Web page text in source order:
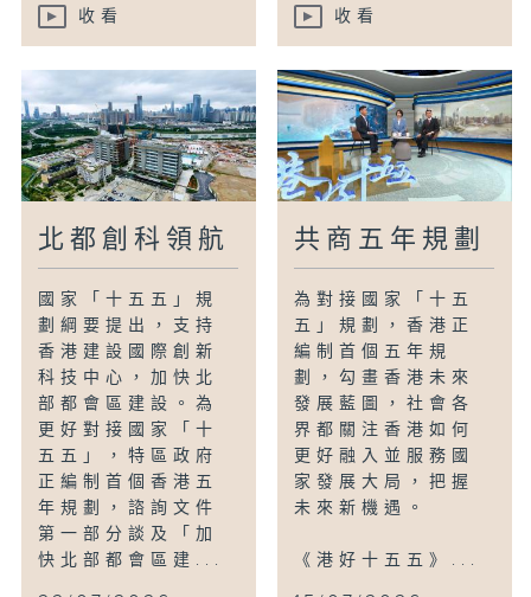
收看 收看
北都創科領航
國家「十五五」規
劃綱要提出，支持
香港建設國際創新
科技中心，加快北
部都會區建設。為
更好對接國家「十
五五」，特區政府
正編制首個香港五
年規劃，諮詢文件
第一部分談及「加
快北部都會區建...
共商五年規劃
為對接國家「十五
五」規劃，香港正
編制首個五年規
劃，勾畫香港未來
發展藍圖，社會各
界都關注香港如何
更好融入並服務國
家發展大局，把握
未來新機遇。
《港好十五五》...